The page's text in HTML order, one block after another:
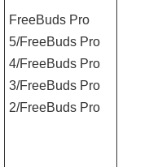
FreeBuds Pro
5/FreeBuds Pro
4/FreeBuds Pro
3/FreeBuds Pro
2/FreeBuds Pro